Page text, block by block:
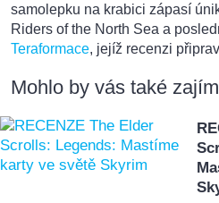
samolepku na krabici zápasí
Riders of the North Sea a
Teraformace, jejíž recenzi
Mohlo by vás také